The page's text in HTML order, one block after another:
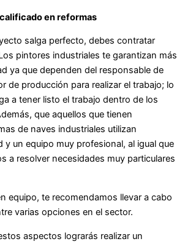
en reformas
salga perfecto, debes contratar
pintores industriales te garantizan más
ya que dependen del responsable de
de producción para realizar el trabajo; lo
a tener listo el trabajo dentro de los
que aquellos que tienen
de naves industriales utilizan
y un equipo muy profesional, al igual que
a resolver necesidades muy particulares
equipo, te recomendamos llevar a cabo
varias opciones en el sector.
aspectos lograrás realizar un